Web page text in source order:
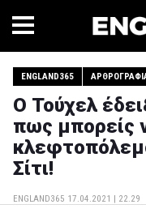
ENGLAND365
Ο Τούχελ
πως μπορείς
Σίτι!
ENGLAND365 17.04.2021 | 22.29